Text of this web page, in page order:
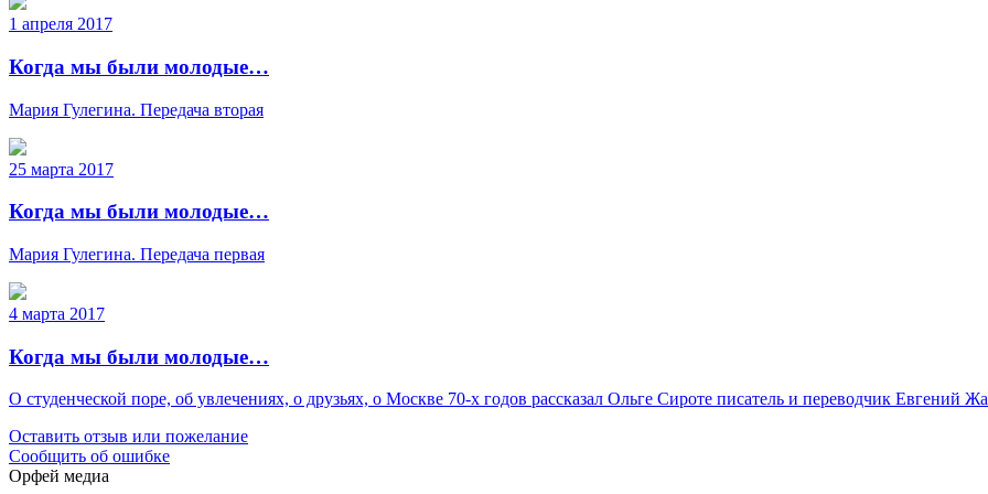
1 апреля 2017
Когда мы были молодые…
Мария Гулегина. Передача вторая
25 марта 2017
Когда мы были молодые…
Мария Гулегина. Передача первая
4 марта 2017
Когда мы были молодые…
О студенческой поре, об увлечениях, о друзьях, о Москве 70-х годов рассказал Ольге Сироте писатель и переводчик Евгений
Оставить отзыв или пожелание
Сообщить об ошибке
Орфей медиа